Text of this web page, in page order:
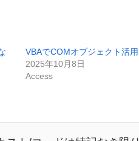
VBAでCOMオブジェクト活用
2025年10月8日
Access